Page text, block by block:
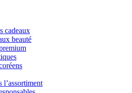
cadeaux
beauté
l’assortiment